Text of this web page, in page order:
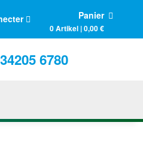
Panier
0 Artikel | 0,00 €
6780